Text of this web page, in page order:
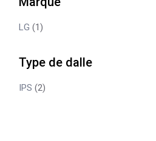
LG (1)
Type de dalle
IPS (2)